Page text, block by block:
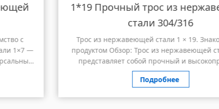
1*19 Прочный трос из нержавеющей
стали 304/316
Трос из нержавеющей стали 1 × 19. Знакомство с
продуктом Обзор: Трос из нержавеющей стали 1×19
представляет собой прочный и высокопрочный
канат, изготовленный из одной пряди из 19
отдельных пров...